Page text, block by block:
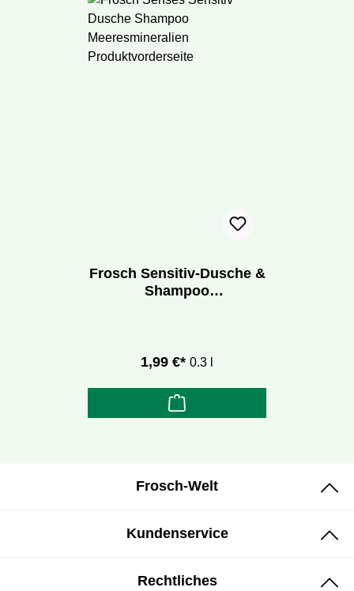
Frosch Sensitiv-Dusche &
Shampoo
1,99 €* 0.3 l
Frosch-Welt
Kundenservice
Rechtliches